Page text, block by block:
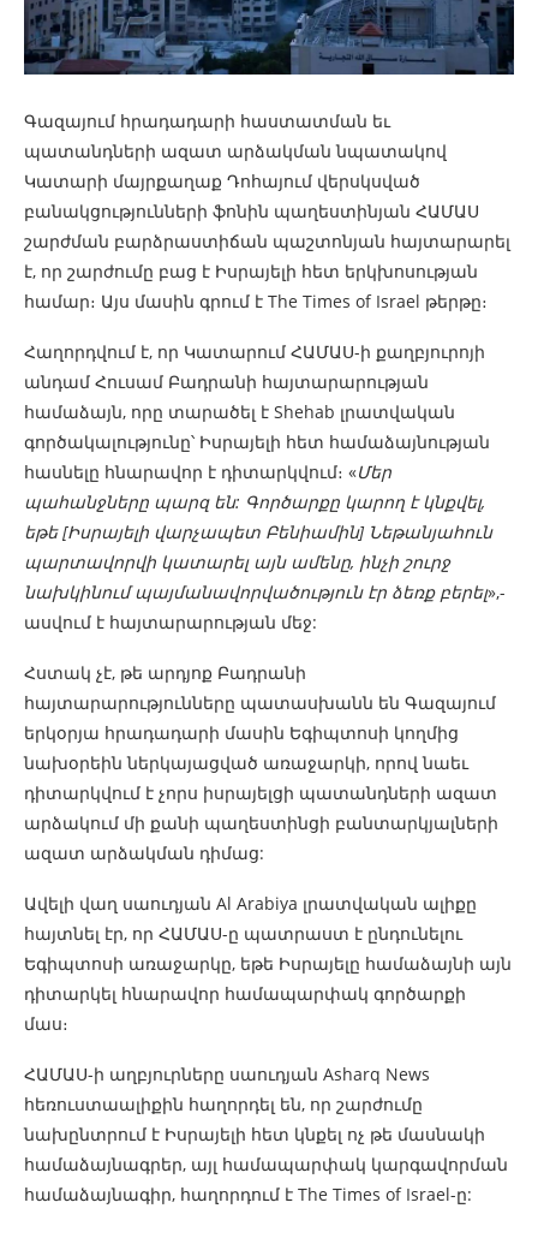
Գազայում հրադադարի հաստատման եւ
պատանդների ազատ արձակման նպատակով
Կատարի մայրքաղաք Դոհայում վերսկսված
բանակցությունների ֆոնին պաղեստինյան ՀԱՄԱՍ
շարժման բարձրաստիճան պաշտոնյան հայտարարել
է, որ շարժումը բաց է Իսրայելի հետ երկխոսության
համար։ Այս մասին գրում է The Times of Israel թերթը։
Հաղորդվում է, որ Կատարում ՀԱՄԱՍ-ի քաղբյուրոյի
անդամ Հուսամ Բադրանի հայտարարության
համաձայն, որը տարածել է Shehab լրատվական
գործակալությունը՝ Իսրայելի հետ համաձայնության
հասնելը հնարավոր է դիտարկվում։ «Մեր
պահանջները պարզ են: Գործարքը կարող է կնքվել,
եթե [Իսրայելի վարչապետ Բենիամին] Նեթանյահուն
պարտավորվի կատարել այն ամենը, ինչի շուրջ
նախկինում պայմանավորվածություն էր ձեռք բերել»,-
ասվում է հայտարարության մեջ:
Հստակ չէ, թե արդյոք Բադրանի
հայտարարությունները պատասխանն են Գազայում
երկօրյա հրադադարի մասին Եգիպտոսի կողմից
նախօրեին ներկայացված առաջարկի, որով նաեւ
դիտարկվում է չորս իսրայելցի պատանդների ազատ
արձակում մի քանի պաղեստինցի բանտարկյալների
ազատ արձակման դիմաց:
Ավելի վաղ սաուդյան Al Arabiya լրատվական ալիքը
հայտնել էր, որ ՀԱՄԱՍ-ը պատրաստ է ընդունելու
Եգիպտոսի առաջարկը, եթե Իսրայելը համաձայնի այն
դիտարկել հնարավոր համապարփակ գործարքի
մաս։
ՀԱՄԱՍ-ի աղբյուրները սաուդյան Asharq News
հեռուստաալիքին հաղորդել են, որ շարժումը
նախընտրում է Իսրայելի հետ կնքել ոչ թե մասնակի
համաձայնագրեր, այլ համապարփակ կարգավորման
համաձայնագիր, հաղորդում է The Times of Israel-ը: